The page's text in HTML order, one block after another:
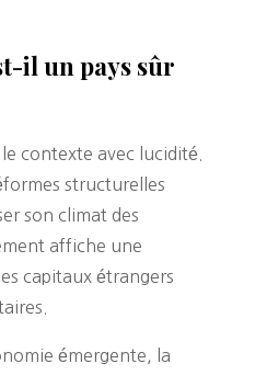
il un pays sûr
contexte avec lucidité.
structurelles
son climat des
affiche une
capitaux étrangers
émergente, la